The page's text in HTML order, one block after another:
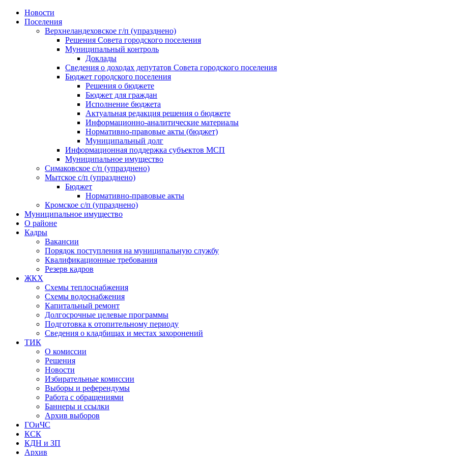
Skip
Новости
Поселения
Верхнеландеховское г/п (упразднено)
Решения Совета городского поселения
Муниципальный контроль
Доклады
Сведения о доходах депутатов Совета городского поселения
Бюджет городского поселения
Решения о бюджете
Бюджет для граждан
Исполнение бюджета
Актуальная редакция решения о бюджете
Информационно-аналитические материалы
Нормативно-правовые акты (бюджет)
Муниципальный долг
Информационная поддержка субъектов МСП
Муниципальное имущество
Симаковское с/п (упразднено)
Мытское с/п (упразднено)
Бюджет
Нормативно-правовые акты
Кромское с/п (упразднено)
Муниципальное имущество
О районе
Кадры
Вакансии
Порядок поступления на муниципальную службу
Квалификационные требования
Резерв кадров
ЖКХ
Схемы теплоснабжения
Схемы водоснабжения
Капитальный ремонт
Долгосрочные целевые программы
Подготовка к отопительному периоду
Сведения о кладбищах и местах захоронений
ТИК
О комиссии
Решения
Новости
Избирательные комиссии
Выборы и референдумы
Работа с обращениями
Баннеры и ссылки
Архив выборов
ГОиЧС
КСК
КДН и ЗП
Архив